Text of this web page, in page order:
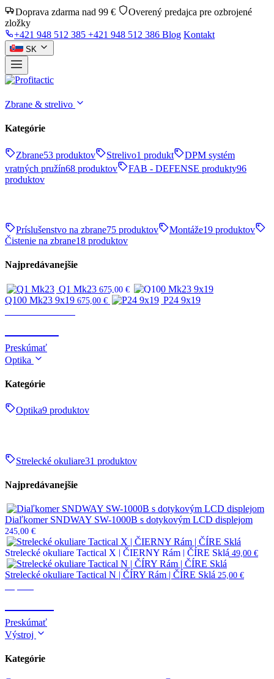
Doprava zdarma nad 99 €
Overený predajca pre ozbrojené
zložky
+421 948 512 385 +421 948 512 386 Blog Kontakt
SK
Zbrane & strelivo
Kategórie
Zbrane53 produktov Strelivo1 produkt
DPM systém
vratných pružín68 produktov FAB - DEFENSE produkty96
produktov
Príslušenstvo na zbrane75 produktov Montáže19 produktov
Čistenie na zbrane18 produktov
Najpredávanejšie
Q1 Mk23 675,00 €
Q100 Mk23 9x19 675,00 €
P24 9x19
Preskúmať
Optika
Kategórie
Optika9 produktov
Strelecké okuliare31 produktov
Najpredávanejšie
Diaľkomer SNDWAY SW-1000B s dotykovým LCD displejom
245,00 €
Strelecké okuliare Tactical X | ČIERNY Rám | ČÍRE Sklá 49,00 €
Strelecké okuliare Tactical N | ČÍRY Rám | ČÍRE Sklá 25,00 €
Preskúmať
Výstroj
Kategórie